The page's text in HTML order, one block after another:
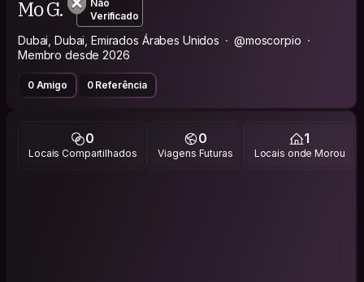
Mo G.
Não
Verificado
Dubai, Dubai, Emirados Árabes Unidos
@moscorpio
Membro desde 2026
0 Amigo 0 Referência
0
Locais Compartilhados
0
Viagens Futuras
1
Locais onde Morou